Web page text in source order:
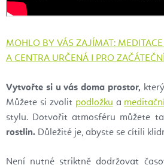
MOHLO BY VÁS ZAJÍMAT:
A CENTRA URČENÁ I PRO
Vytvořte si u vás doma prostor,
Můžete si zvolit podložku a
stylu. Dotvořit atmosféru můžete
rostlin. Důležité je, abyste se cítili
Není nutné striktně dodržovat